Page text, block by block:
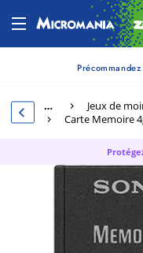
…
Jeux de
Carte Memoire